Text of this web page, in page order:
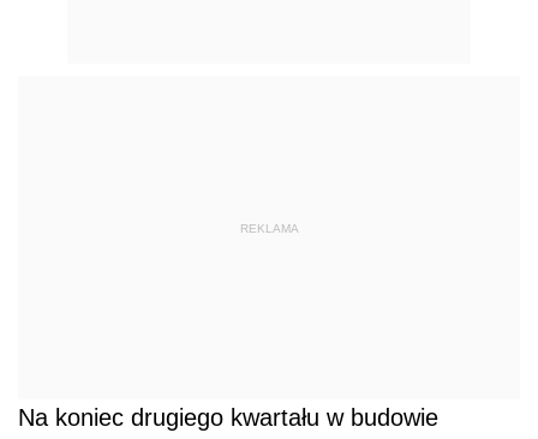
REKLAMA
Na koniec drugiego kwartału w budowie